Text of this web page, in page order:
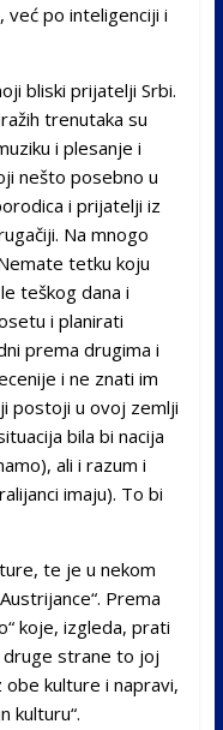
već po inteligenciji i
bliski prijatelji Srbi.
trenutaka su
i plesanje i
nešto posebno u
i prijatelji iz
Na mnogo
tetku koju
teškog dana i
i planirati
prema drugima i
i ne znati im
postoji u ovoj zemlji
bila bi nacija
ali i razum i
imaju). To bi
te je u nekom
Prema
koje, izgleda, prati
druge strane to joj
kulture i napravi,
kulturu“.